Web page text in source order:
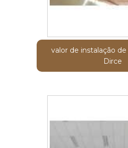
valor de instalação
Dirce